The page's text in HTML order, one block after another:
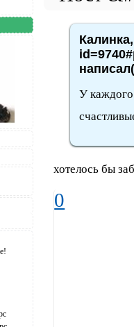
У
хотелось бы
0